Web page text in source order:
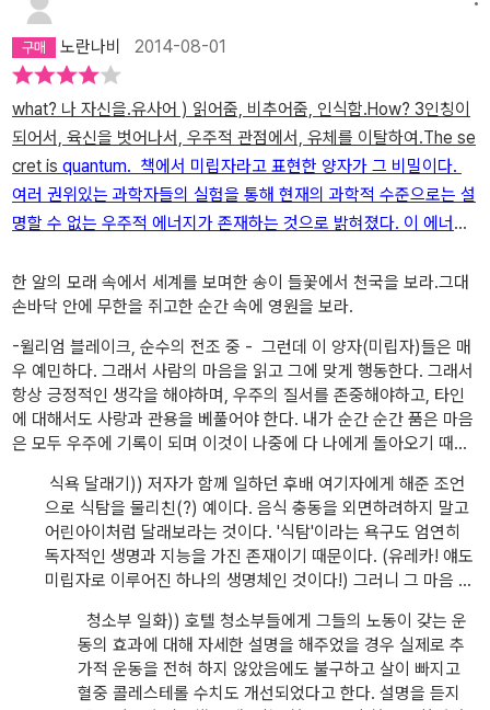
러가도록 내버려 두는 게 훨씬 낫다고 한다. 당신의 새해 목표와 결심
은 무엇인가. 성공할 자신이 있는가. 이미 작심삼일로 끝났다고? 아직
늦지 않았다. 신이 부리는 요술 왓칭, 관찰자 효과의 놀라운 비밀을 배
워서 원하는 목표를 달성해 보자. 우리 삶의 모든 고민을 해결할 수 있
는 힌트가 여기 있다.
적으로 훤히 알고 있는 것이다. P.273 '인생을 사는 방법은 두 가지다.
하나는 아무 기적도 없는 것처럼 사는 것이요. 다른 하나는 모든 게 기
적인 것처럼 사는 것이 다.' 아인슈타인의 말 속에 진리가 담겨 있다.
영혼에 눈뜨고 살면 기적 같은 나날이 꼬리를 문다. 역시 책은 줄을 그
어가면서 읽어야 한다. 책의 앞 부분을 읽으며 줄을 안 그어서 인상적
인 내용들이 다 뒷부분이다. 저자의 다양한 경험과 방대한 정보 축적
의 힘이 느껴진다. 한번 읽어보면 좋을 책이다.
노란나비 2014-08-01
what? 나 자신을.유사어 ) 읽어줌, 비추어줌, 인식함.How? 3인칭이
되어서, 육신을 벗어나서, 우주적 관점에서, 유체를 이탈하여.The se
cret is quantum. 책에서 미립자라고 표현한 양자가 그 비밀이다.
여러 권위있는 과학자들의 실험을 통해 현재의 과학적 수준으로는 설
명할 수 없는 우주적 에너지가 존재하는 것으로 밝혀졌다. 이 에너지
은 비과학이라고 생각되던 것들을 설명해준다. 과학자들, 특히 물리
학자들이 결국은 종교에 귀의하게 되는 경우들을 자주 본다. 이는 양
자역학에 도달해서 그럴 것이다. 양자역학은 우주를 이루는 가장 작
은 입자들로서 그들이 운동하는 법칙은 뉴턴의 법칙을 벗어난다. 그
래서 아인슈타인의 상대성 이론이 나온 것인데, 사실 나도 여기서부
터는 100% 이해하고 있다고 할 수 없다. 다만 내가 이해한 수준에서
써본다. 이중슬릿실험(double slit experiment)은 과학계에서 아직
까지도 미스테리로 남아있다. 이중슬릿에 전자(electron)를 통과시
키면 그것은 입자임에도 불구하고 파동의 간섭무늬를 스크린에 남긴
다. 그러나 입자검출기를 옆에 설치해놓으면 슬릿만 빠져나가 두 줄
이 스크린에 남는다. 즉, 관찰하고 있을 때는 입자처럼 행동하다가 관
찰하지 않을 때는 파동처럼 행동하는 것이다. 도대체 왜 그런 걸까?!
정답은 아무도 (아직은) 모른다. 다만 슈뢰딩거가 방정식을 통하여 전
자가 발견될 위치를 예측하는 데 성공했을 뿐이다. 이는 원자모형에
서 전자가 정확히 어디에 존재하는 것이 아니라 구름처럼 표시되어
한 알의 모래 속에서 세계를 보며한 송이 들꽃에서 천국을 보라.그대
손바닥 안에 무한을 쥐고한 순간 속에 영원을 보라.
-윌리엄 블레이크, 순수의 전조 중 - 그런데 이 양자(미립자)들은 매
우 예민하다. 그래서 사람의 마음을 읽고 그에 맞게 행동한다. 그래서
항상 긍정적인 생각을 해야하며, 우주의 질서를 존중해야하고, 타인
에 대해서도 사랑과 관용을 베풀어야 한다. 내가 순간 순간 품은 마음
은 모두 우주에 기록이 되며 이것이 나중에 다 나에게 돌아오기 때문
게 베풀고 사는 사람들은 물질적으로 보면 손해를 보고 사는 것 같이
보여도 수명이 더 길다든지 더 건강하다든지 등의 우주 차원의 보상
을 받고 있다고 한다.How to do watchingDiet
식욕 달래기)) 저자가 함께 일하던 후배 여기자에게 해준 조언
으로 식탐을 물리친(?) 예이다. 음식 충동을 외면하려하지 말고
어린아이처럼 달래보라는 것이다. '식탐'이라는 욕구도 엄연히
독자적인 생명과 지능을 가진 존재이기 때문이다. (유레카! 얘도
미립자로 이루어진 하나의 생명체인 것이다!) 그러니 그 마음 속
생각했다. 6개월 쯤 후 그 후배는 몸집이 반쪽이 되었다고 한다.
단지 실컷 먹는 이미지만 그려 바라본 것 뿐인데 그녀의 머릿속
에 도사리고 있던 충동이 누그러졌고, 실제로 실컷 먹은 것처럼
식욕도 떨어진 것이다.
청소부 일화)) 호텔 청소부들에게 그들의 노동이 갖는 운
동의 효과에 대해 자세한 설명을 해주었을 경우 실제로 추
가적 운동을 전혀 하지 않았음에도 불구하고 살이 빠지고
혈중 콜레스테롤 수치도 개선되었다고 한다. 설명을 듣지